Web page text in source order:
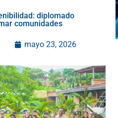
diplomado
comunidades
mayo 23, 2026